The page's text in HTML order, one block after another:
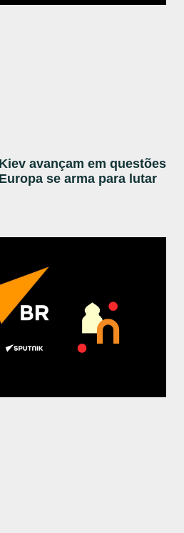
avançam em questões
se arma para lutar